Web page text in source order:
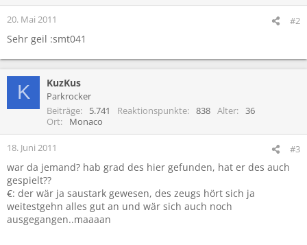
20. Mai 2011 #2
Sehr geil :smt041
K KuzKus
Parkrocker
Beiträge
5.741 Reaktionspunkte 838 Alter
36
Ort
Monaco
18. Juni 2011 #3
war da jemand? hab grad des hier gefunden, hat er des auch
gespielt??
€: der wär ja saustark gewesen, des zeugs hört sich ja
weitestgehn alles gut an und wär sich auch noch
ausgegangen..maaaan